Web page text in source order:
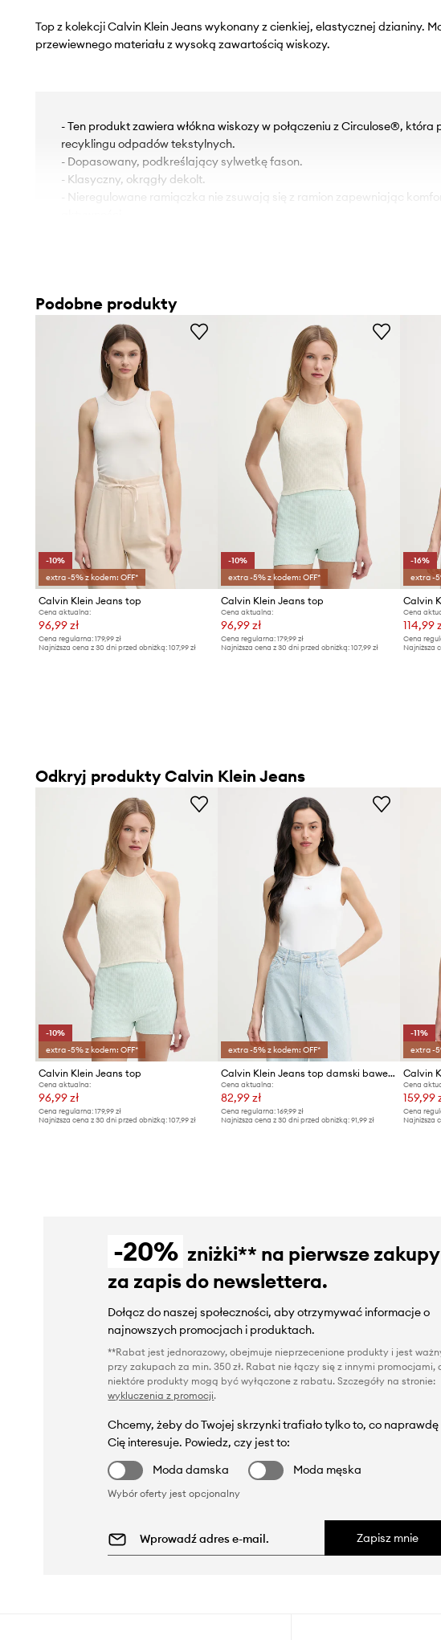
Top z kolekcji Calvin Klein Jeans wykonany z cienkiej, elastycznej dzianiny.
przewiewnego materiału z wysoką zawartością wiskozy.
- Ten produkt zawiera włókna wiskozy w połączeniu z Circulose®, która
recyklingu odpadów tekstylnych.
- Dopasowany, podkreślający sylwetkę fason.
- Klasyczny, okrągły dekolt.
- Nieregulowane ramiączka nie zsuwają się z ramion zapewniając
Podobne produkty
-10%
extra -5% z kodem: OFF*
Calvin Klein Jeans top
Cena aktualna:
96,99 zł
Cena regularna: 179,99 zł
Najniższa cena z 30 dni przed obniżką: 107,99 zł
-10%
extra -5% z kodem: OFF*
Calvin Klein Jeans top
Cena aktualna:
96,99 zł
Cena regularna:179,99 zł
Najniższa cena z 30 dni przed obniżką:107,99 zł
-16%
extra -
Cena
114,99
Cena
Najniższa
Odkryj produkty Calvin Klein Jeans
-10%
extra -5% z kodem: OFF*
Calvin Klein Jeans top
Cena aktualna:
96,99 zł
Cena regularna: 179,99 zł
Najniższa cena z 30 dni przed obniżką: 107,99 zł
extra -5% z kodem: OFF*
Calvin Klein Jeans top damski bawełniany z elastanem
Cena aktualna:
82,99 zł
Cena regularna:169,99 zł
Najniższa cena z 30 dni przed obniżką:91,99 zł
-11%
extra -
Calvin
Cena
159,99
Cena
Najniższa
-20% zniżki** na pierwsze zakupy
za zapis do newslettera.
Dołącz do naszej społeczności, aby otrzymywać informacje o
najnowszych promocjach i produktach.
**Rabat jest jednorazowy, obejmuje nieprzecenione produkty i jest
przy zakupach za min. 350 zł. Rabat nie łączy się z innymi promocjami,
niektóre produkty mogą być wyłączone z rabatu. Szczegóły na stronie:
wykluczenia z promocji.
Chcemy, żeby do Twojej skrzynki trafiało tylko to, co naprawdę
Cię interesuje. Powiedz, czy jest to:
Moda damska
Moda męska
Wybór oferty jest opcjonalny
Zapisz mnie